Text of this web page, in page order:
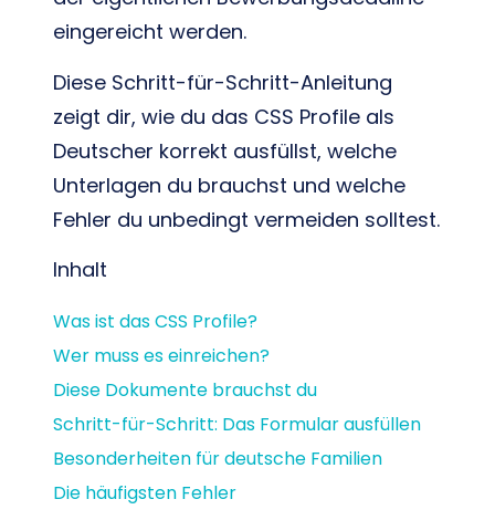
eingereicht werden.
Diese Schritt-für-Schritt-Anleitung
zeigt dir, wie du das CSS Profile als
Deutscher korrekt ausfüllst, welche
Unterlagen du brauchst und welche
Fehler du unbedingt vermeiden solltest.
Inhalt
Was ist das CSS Profile?
Wer muss es einreichen?
Diese Dokumente brauchst du
Schritt-für-Schritt: Das Formular ausfüllen
Besonderheiten für deutsche Familien
Die häufigsten Fehler